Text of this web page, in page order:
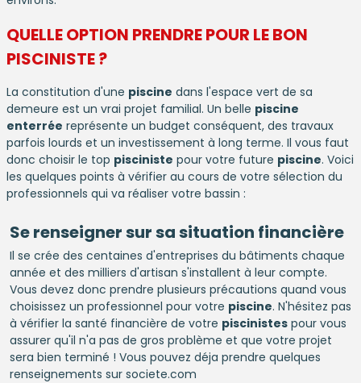
QUELLE OPTION PRENDRE POUR LE BON
PISCINISTE?
La constitution d'une piscine dans l'espace vert de sa
demeure est un vrai projet familial. Un belle piscine
enterrée représente un budget conséquent, des travaux
parfois lourds et un investissement à long terme. Il vous faut
donc choisir le top pisciniste pour votre future piscine. Voici
les quelques points à vérifier au cours de votre sélection du
professionnels qui va réaliser votre bassin :
Se renseigner sur sa situation financière
Il se crée des centaines d'entreprises du bâtiments chaque
année et des milliers d'artisan s'installent à leur compte.
Vous devez donc prendre plusieurs précautions quand vous
choisissez un professionnel pour votre piscine. N'hésitez pas
à vérifier la santé financière de votre piscinistespour vous
assurer qu'il n'a pas de gros problème et que votre projet
sera bien terminé ! Vous pouvez déja prendre quelques
renseignements sur societe.com